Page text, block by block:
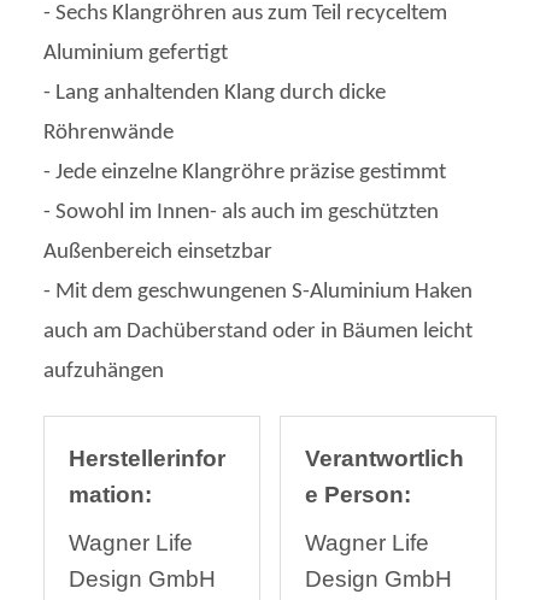
- Sechs Klangröhren aus zum Teil recyceltem
Aluminium gefertigt
- Lang anhaltenden Klang durch dicke
Röhrenwände
- Jede einzelne Klangröhre präzise gestimmt
- Sowohl im Innen- als auch im geschützten
Außenbereich einsetzbar
- Mit dem geschwungenen S-Aluminium Haken
auch am Dachüberstand oder in Bäumen leicht
aufzuhängen
Herstellerinfor
mation:
Wagner Life
Design GmbH
Verantwortlich
e Person:
Wagner Life
Design GmbH